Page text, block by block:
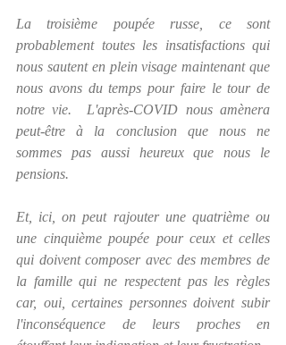
La troisième poupée russe, ce sont
probablement toutes les insatisfactions qui
nous sautent en plein visage maintenant que
nous avons du temps pour faire le tour de
notre vie.  L'après-COVID nous amènera
peut-être à la conclusion que nous ne
sommes pas aussi heureux que nous le
pensions.
Et, ici, on peut rajouter une quatrième ou
une cinquième poupée pour ceux et celles
qui doivent composer avec des membres de
la famille qui ne respectent pas les règles
car, oui, certaines personnes doivent subir
l'inconséquence de leurs proches en